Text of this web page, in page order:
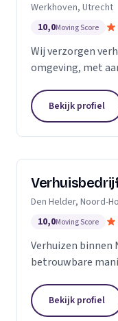
Werkhoven, Utrecht
10,0Moving Score
Wij verzorgen
omgeving, met
Bekijk profiel
Den Helder, Noord-
10,0Moving Score
Verhuizen binnen
betrouwbare
worden naar de
u...
Bekijk profiel